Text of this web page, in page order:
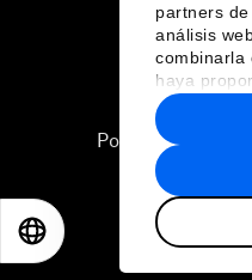
partners
análisis
combinarla
haya
recopilado
hecho de
Política de
2026 Foro